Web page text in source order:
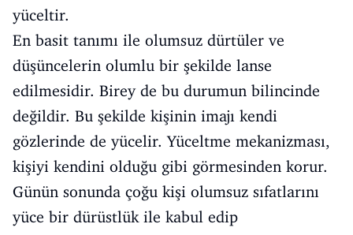
yüceltir.
En basit tanımı ile olumsuz dürtüler ve
düşüncelerin olumlu bir şekilde lanse
edilmesidir. Birey de bu durumun bilincinde
değildir. Bu şekilde kişinin imajı kendi
gözlerinde de yücelir. Yüceltme mekanizması,
kişiyi kendini olduğu gibi görmesinden korur.
Günün sonunda çoğu kişi olumsuz sıfatlarını
yüce bir dürüstlük ile kabul edip